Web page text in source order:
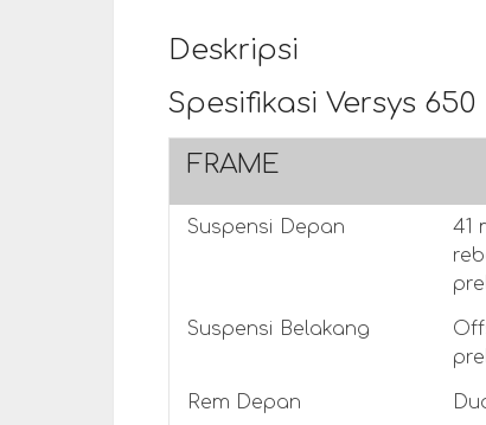
Deskripsi
Spesifikasi Versys 650
FRAME
Suspensi Depan
41
Suspensi Belakang
Rem Depan